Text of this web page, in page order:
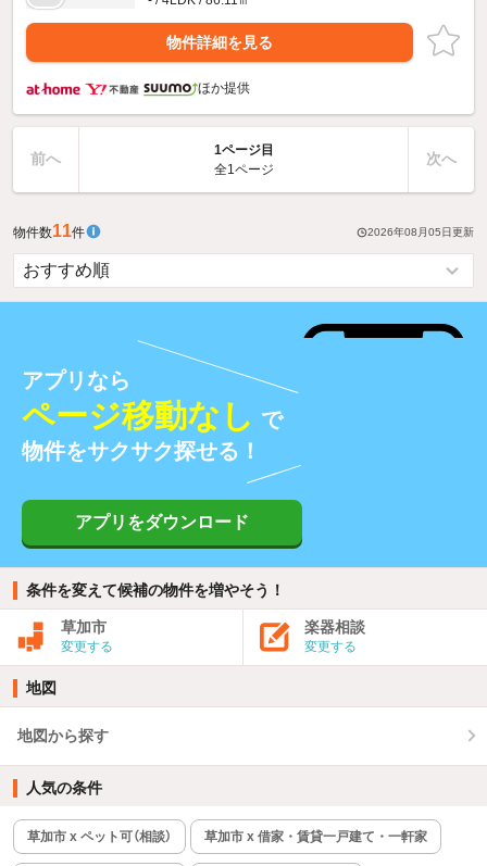
物件詳細を見る
ほか提供
前へ
1ページ目
全1ページ
次へ
物件数11件 2026年08月05日更新
アプリなら
ページ移動なし で
物件をサクサク探せる！
アプリをダウンロード
条件を変えて候補の物件を増やそう！
草加市
変更する
楽器相談
変更する
地図
地図から探す
人気の条件
草加市 x ペット可（相談） 草加市 x 借家・賃貸一戸建て・一軒家